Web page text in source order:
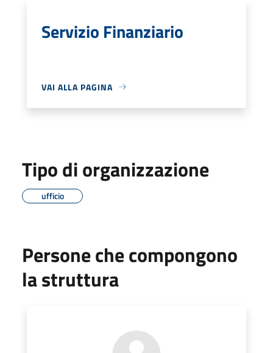
Servizio Finanziario
VAI ALLA PAGINA
Tipo di organizzazione
ufficio
Persone che compongono
la struttura